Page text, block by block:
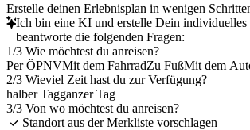
Erstelle deinen Erlebnisplan in wenigen
Ich bin eine KI und erstelle Dein individuelles
beantworte die folgenden Fragen:
1/3 Wie möchtest du anreisen?
Per ÖPNVMit dem FahrradZu FußMit dem
2/3 Wieviel Zeit hast du zur Verfügung?
halber Tagganzer Tag
3/3 Von wo möchtest du anreisen?
Standort aus der Merkliste vorschlagen